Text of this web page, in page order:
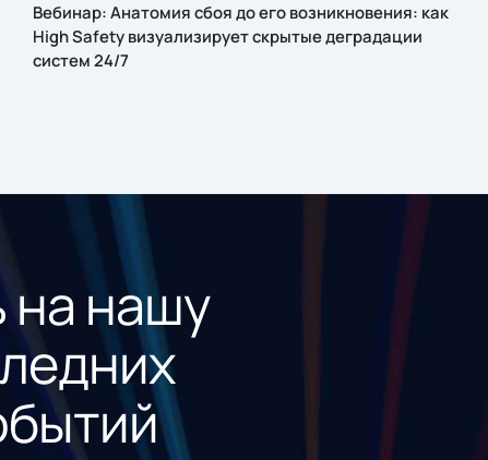
Вебинар: Анатомия сбоя до его возникновения: как
High Safety визуализирует скрытые деградации
систем 24/7
нашу